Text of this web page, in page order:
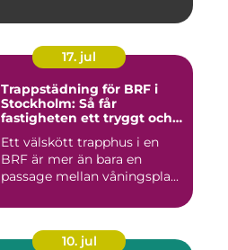
17. jul
Trappstädning för BRF i
Stockholm: Så får
fastigheten ett tryggt och
Ett välskött trapphus i en
BRF är mer än bara en
passage mellan våningspla...
10. jul